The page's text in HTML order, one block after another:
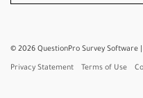
© 2026 QuestionPro Survey Software
Privacy Statement Terms of Use